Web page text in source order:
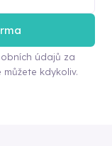
údajů za
kdykoliv.